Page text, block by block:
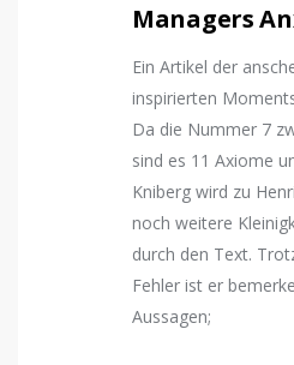
Managers
Ein Artikel der
inspirierten
Da die Nummer 7
sind es 11 Axiome
Kniberg wird zu
noch weitere
durch den Text.
Fehler ist er
Aussagen;